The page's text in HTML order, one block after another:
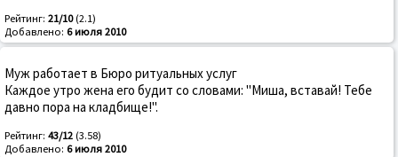
Рейтинг: 21/10(2.1)
Добавлено: 6 июля 2010
Муж работает в Бюро ритуальных услуг
Каждое утро жена его будит со словами: "Миша, вставай! Тебе
давно пора на кладбище!".
Рейтинг: 43/12 (3.58)
Добавлено: 6 июля 2010